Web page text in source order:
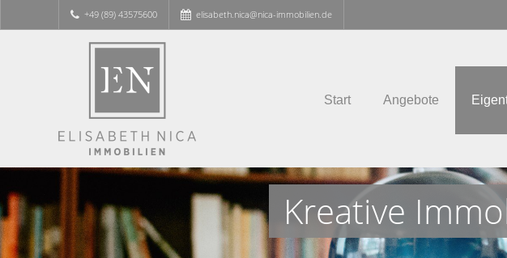
+49 (89) 43575600 elisabeth.nica@nica-immobilien.de
Start Angebote
Kreative